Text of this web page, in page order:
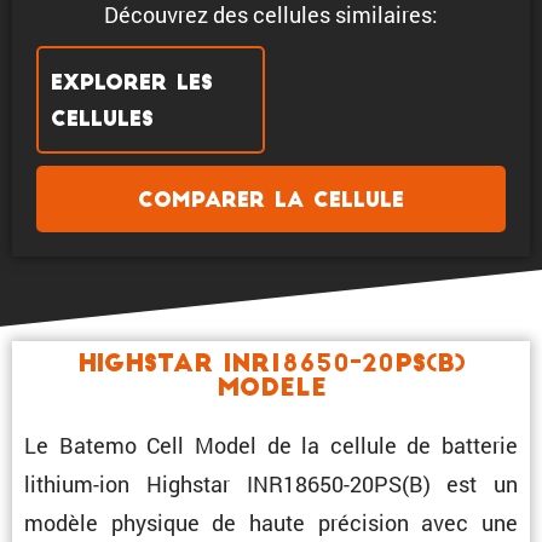
Découvrez des cellules similaires:
Explorer les
cellules
Comparer la cellule
Highstar INR18650-20PS(B)
Modele
Le Batemo Cell Model de la cellule de batterie
lithium-ion Highstar INR18650-20PS(B) est un
modèle physique de haute préci­sion avec une